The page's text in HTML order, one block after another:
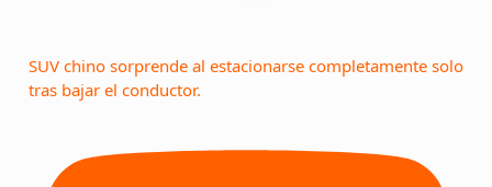
SUV chino sorprende al estacionarse completamente solo
tras bajar el conductor.